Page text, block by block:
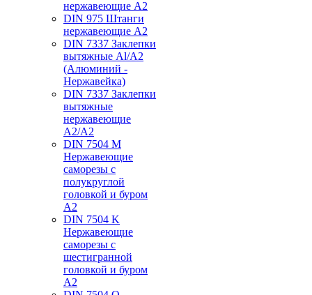
нержавеющие А2
DIN 975 Штанги
нержавеющие А2
DIN 7337 Заклепки
вытяжные Al/A2
(Алюминий -
Нержавейка)
DIN 7337 Заклепки
вытяжные
нержавеющие
A2/A2
DIN 7504 M
Нержавеющие
саморезы с
полукруглой
головкой и буром
А2
DIN 7504 K
Нержавеющие
саморезы с
шестигранной
головкой и буром
А2